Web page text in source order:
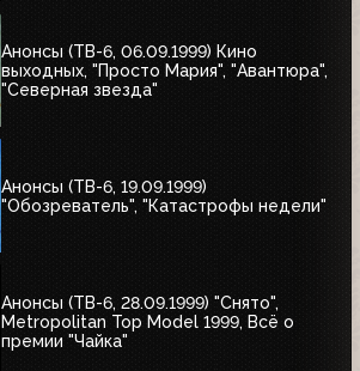
Анонсы (ТВ-6, 06.09.1999) Кино
выходных, "Просто Мария", "Авантюра",
"Северная звезда"
Анонсы (ТВ-6, 19.09.1999)
"Обозреватель", "Катастрофы недели"
Анонсы (ТВ-6, 28.09.1999) "Снято",
Metropolitan Top Model 1999, Всё о
премии "Чайка"